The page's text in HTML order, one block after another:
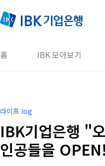
홈 IBK 모아보기
라이프 log
IBK기업은행 "
인공들을